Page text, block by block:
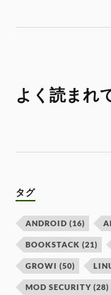
よく読まれ
タグ
ANDROID (16)
BOOKSTACK (21)
GROWI (50)
MOD SECURITY (28)